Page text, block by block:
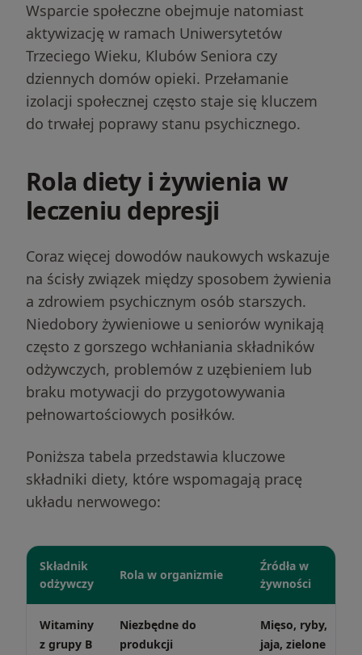
Wsparcie społeczne obejmuje natomiast
aktywizację w ramach Uniwersytetów
Trzeciego Wieku, Klubów Seniora czy
dziennych domów opieki. Przełamanie
izolacji społecznej często staje się kluczem
do trwałej poprawy stanu psychicznego.
Rola diety i żywienia w
leczeniu depresji
Coraz więcej dowodów naukowych wskazuje
na ścisły związek między sposobem żywienia
a zdrowiem psychicznym osób starszych.
Niedobory żywieniowe u seniorów wynikają
często z gorszego wchłaniania składników
odżywczych, problemów z uzębieniem lub
braku motywacji do przygotowywania
pełnowartościowych posiłków.
Poniższa tabela przedstawia kluczowe
składniki diety, które wspomagają pracę
układu nerwowego:
Składnik
odżywczy
Rola w organizmie
Źródła w
żywności
Witaminy
z grupy B
Niezbędne do
produkcji
Mięso, ryby,
jaja, zielone